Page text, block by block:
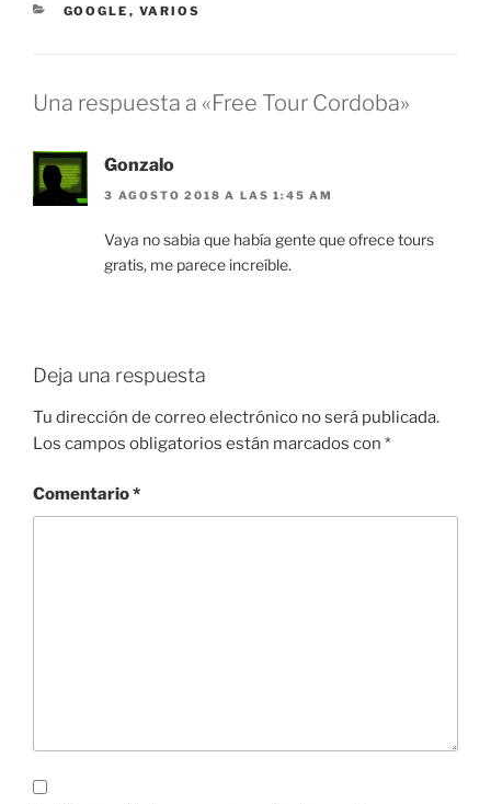
CATEGORÍAS
GOOGLE , VARIOS
Una respuesta a «Free Tour Cordoba»
Gonzalo
3 AGOSTO 2018 A LAS 1:45 AM
Vaya no sabia que había gente que ofrece tours
gratis, me parece increíble.
Deja una respuesta
Tu dirección de correo electrónico no será publicada.
Los campos obligatorios están marcados con *
Comentario*